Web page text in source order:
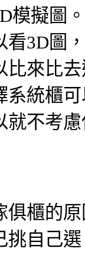
模擬圖
看3D圖
比來比
系統櫃
就不考
俱櫃的
挑自己